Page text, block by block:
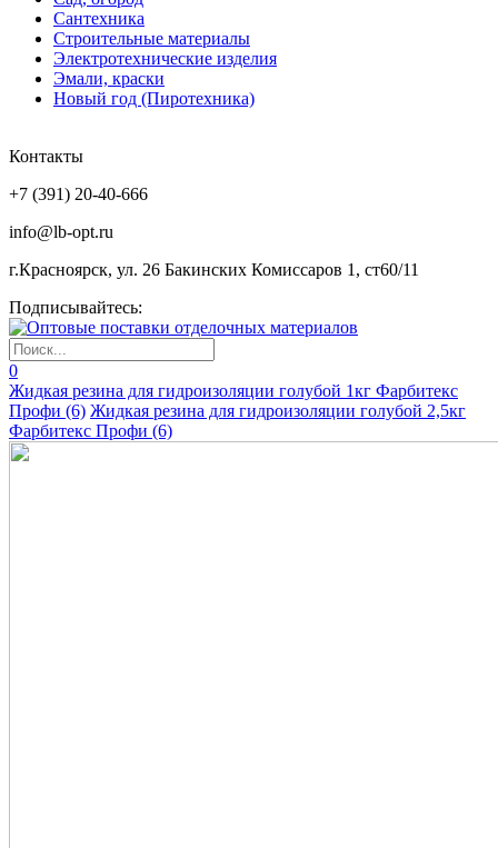
Сантехника
Строительные материалы
Электротехнические изделия
Эмали, краски
Новый год (Пиротехника)
Контакты
+7 (391) 20-40-666
info@lb-opt.ru
г.Красноярск, ул. 26 Бакинских Комиссаров 1, ст60/11
Подписывайтесь:
0
Жидкая резина для гидроизоляции голубой 1кг Фарбитекс
Профи (6) Жидкая резина для гидроизоляции голубой 2,5кг
Фарбитекс Профи (6)